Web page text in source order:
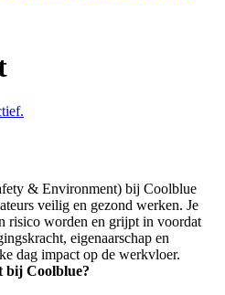
& Environment) bij Coolblue
veilig en gezond werken. Je
risico worden en grijpt in voordat
eigenaarschap en
dag impact op de werkvloer.
bij Coolblue?